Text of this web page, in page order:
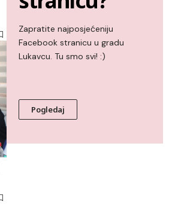
Zapratite najposjećeniju
Facebook stranicu u gradu
Lukavcu. Tu smo svi! :)
Pogledaj